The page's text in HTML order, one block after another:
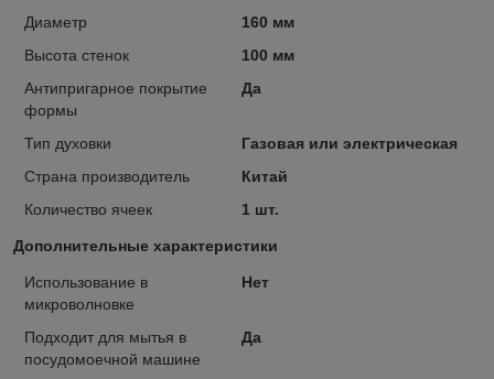
Диаметр
160 мм
Высота стенок
100 мм
Антипригарное покрытие
формы
Да
Тип духовки
Газовая или электрическая
Страна производитель
Китай
Количество ячеек
1 шт.
Дополнительные характеристики
Использование в
микроволновке
Нет
Подходит для мытья в
посудомоечной машине
Да